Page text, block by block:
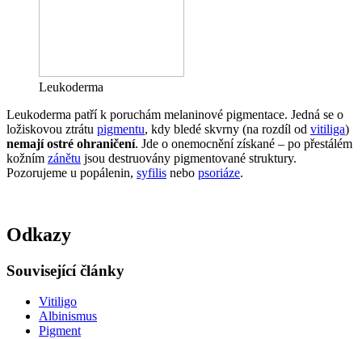
Leukoderma
Leukoderma patří k poruchám melaninové pigmentace. Jedná se o
ložiskovou ztrátu pigmentu, kdy bledé skvrny (na rozdíl od vitiliga)
nemají ostré ohraničení. Jde o onemocnění získané – po přestálém
kožním zánětu jsou destruovány pigmentované struktury.
Pozorujeme u popálenin, syfilis nebo psoriáze.
Odkazy
Související články
Vitiligo
Albinismus
Pigment